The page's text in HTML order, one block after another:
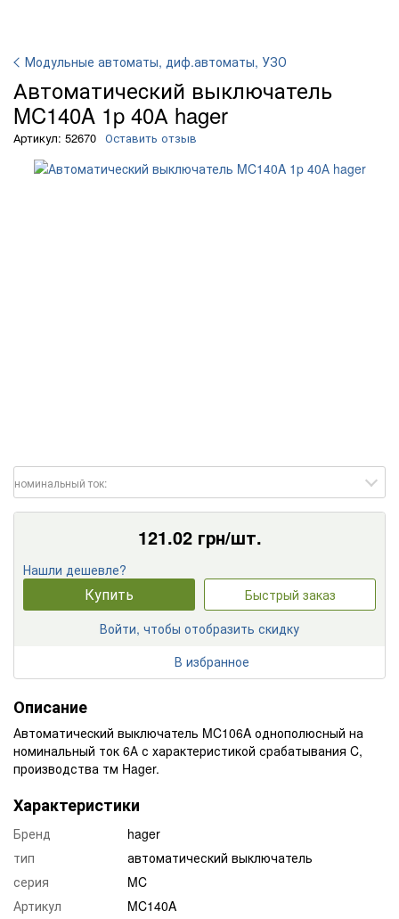
Модульные автоматы, диф.автоматы, УЗО
Автоматичеcкий выключатель
MC140A 1p 40А hager
Артикул: 52670 Оставить отзыв
номинальный ток:
121.02грн/шт.
Нашли дешевле?
Купить
Быстрый заказ
Войти, чтобы отобразить скидку
В избранное
Описание
Автоматичеcкий выключатель MC106A однополюсный на
номинальный ток 6А с характеристикой срабатывания C,
производства тм Hager.
Характеристики
Бренд
hager
тип
автоматический выключатель
серия
MC
Артикул
MC140A